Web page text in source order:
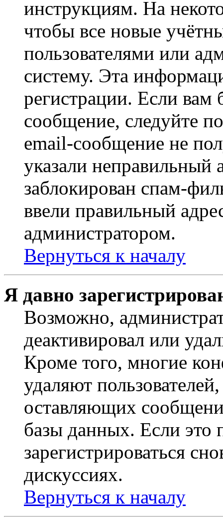
инструкциям. На
чтобы все новые
пользователями или
систему. Эта
регистрации. Если
сообщение, следуйте
email-сообщение не
указали неправильный
заблокирован спам-
ввели правильный
администратором.
Вернуться к началу
Я давно
Возможно,
деактивировал или
Кроме того, многие
удаляют
оставляющих
базы данных. Если это
зарегистрироваться
дискуссиях.
Вернуться к началу